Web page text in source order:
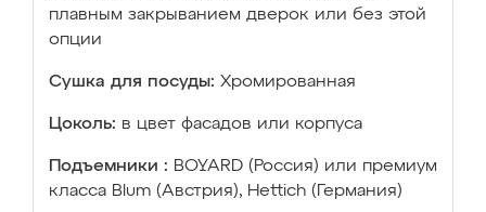
плавным закрыванием дверок или без этой
опции
Сушка для посуды: Хромированная
Цоколь: в цвет фасадов или корпуса
Подъемники : BOYARD (Россия) или премиум
класса Blum (Австрия), Hettich (Германия)